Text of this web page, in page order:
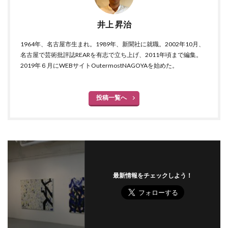
井上 昇治
1964年、名古屋市生まれ。1989年、新聞社に就職。2002年10月、
名古屋で芸術批評誌REARを有志で立ち上げ、2011年頃まで編集。
2019年６月にWEBサイトOutermostNAGOYAを始めた。
投稿一覧へ
最新情報をチェックしよう！